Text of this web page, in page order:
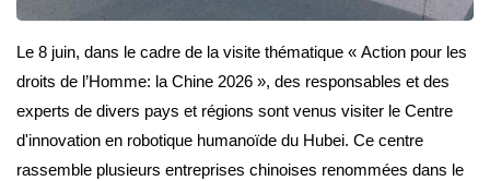
Le 8 juin, dans le cadre de la visite thématique « Action pour les
droits de l’Homme: la Chine 2026 », des responsables et des
experts de divers pays et régions sont venus visiter le Centre
d'innovation en robotique humanoïde du Hubei. Ce centre
rassemble plusieurs entreprises chinoises renommées dans le